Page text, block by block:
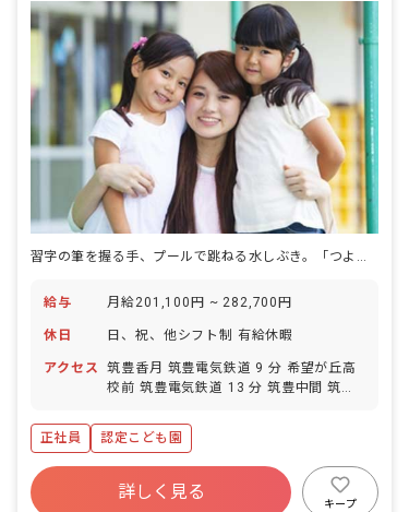
習字の筆を握る手、プールで跳ねる水しぶき。「つよく・ただしく」を体で覚える園。
給与 月給201,100円 ~ 282,700円
休日 日、祝、他シフト制 有給休暇
アクセス
筑豊香月 筑豊電気鉄道 9 分 希望が丘高
校前 筑豊電気鉄道 13 分 筑豊中間 筑豊
分 楠橋 筑豊電気鉄道 23 分
正社員 認定こども園
詳しく見る
キープ